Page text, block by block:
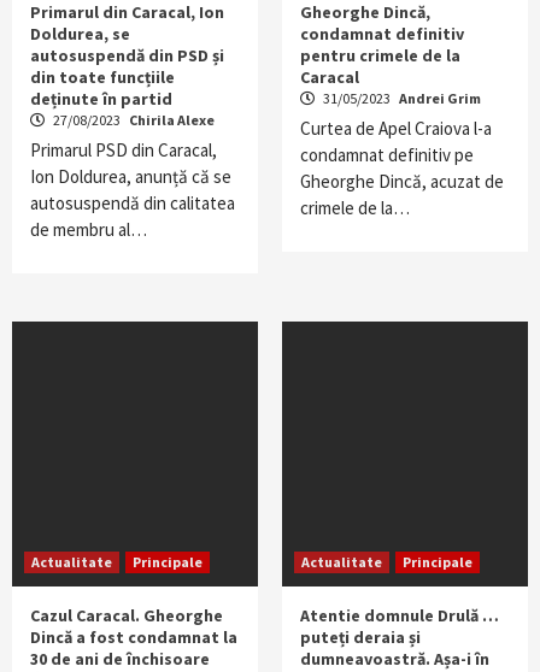
Primarul din Caracal, Ion
Doldurea, se
autosuspendă din PSD și
din toate funcțiile
deținute în partid
27/08/2023 Chirila Alexe
Primarul PSD din Caracal,
Ion Doldurea, anunță că se
autosuspendă din calitatea
de membru al…
Gheorghe Dincă,
condamnat definitiv
pentru crimele de la
Caracal
31/05/2023 Andrei Grim
Curtea de Apel Craiova l-a
condamnat definitiv pe
Gheorghe Dincă, acuzat de
crimele de la…
Actualitate Principale
Cazul Caracal. Gheorghe
Dincă a fost condamnat la
30 de ani de închisoare
Actualitate Principale
Atentie domnule Drulă …
puteți deraia și
dumneavoastră. Așa-i în